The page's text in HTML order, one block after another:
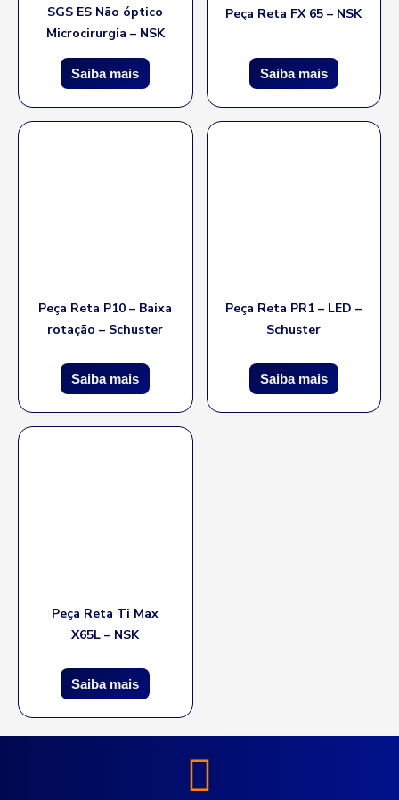
SGS ES Não óptico
Microcirurgia – NSK
Saiba mais
Peça Reta FX 65 – NSK
Saiba mais
Peça Reta P10 – Baixa
rotação – Schuster
Saiba mais
Peça Reta PR1 – LED –
Schuster
Saiba mais
Peça Reta Ti Max
X65L – NSK
Saiba mais